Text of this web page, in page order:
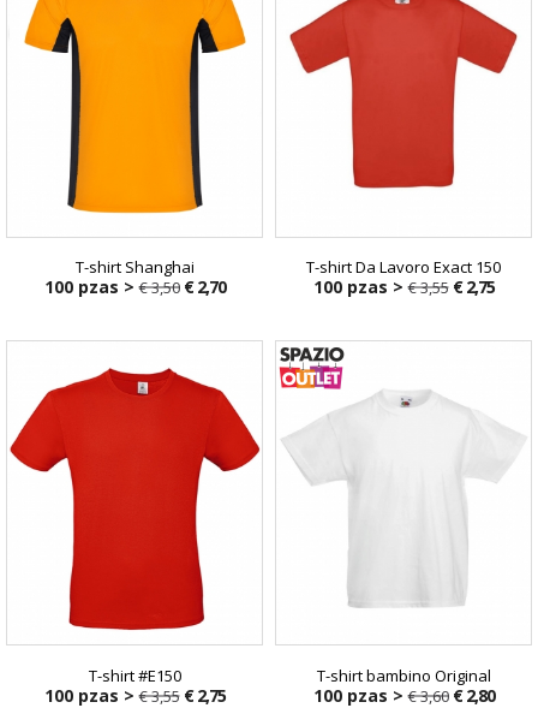
T-shirt Shanghai
100 pzas >€ 3,50 € 2,70
T-shirt Da Lavoro Exact 150
100 pzas >€ 3,55 € 2,75
T-shirt #E150
100 pzas >€ 3,55 € 2,75
T-shirt bambino Original
100 pzas >€ 3,60 € 2,80